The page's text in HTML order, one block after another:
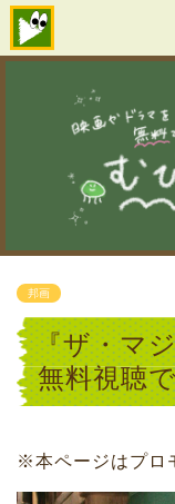
邦画
『ザ・マ
無料視聴
※本ページはプロ